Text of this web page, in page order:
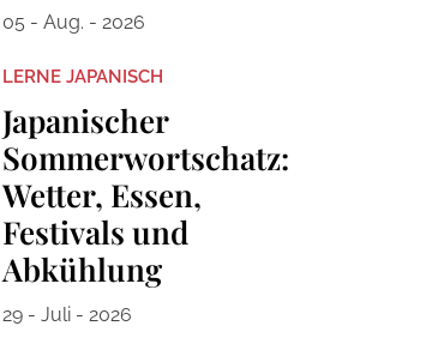
05 - Aug. - 2026
LERNE JAPANISCH
Japanischer
Sommerwortschatz:
Wetter, Essen,
Festivals und
Abkühlung
29 - Juli - 2026